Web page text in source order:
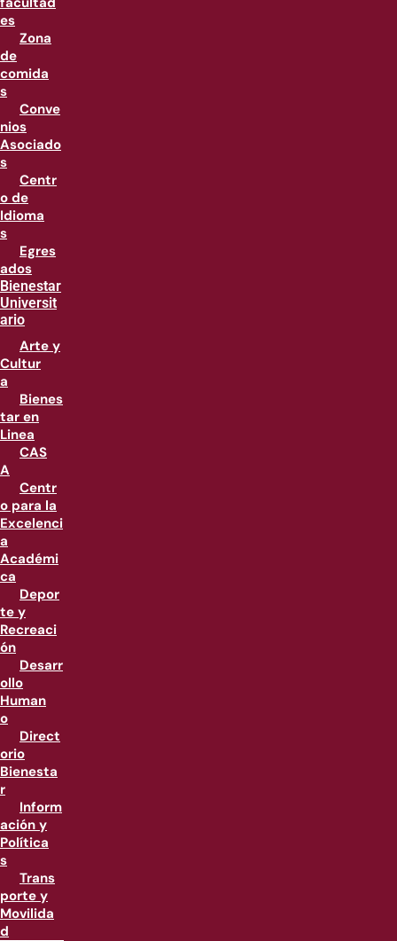
es
Zona
de
comida
s
Conve
nios
Asociado
s
Centr
o de
Idioma
s
Egres
ados
Bienestar
Universit
ario
Arte y
Cultur
a
Bienes
tar en
Linea
CAS
A
Centr
o para la
Excelenci
a
Académi
ca
Depor
te y
Recreaci
ón
Desarr
ollo
Human
o
Direct
orio
Bienesta
r
Inform
ación y
Política
s
Trans
porte y
Movilida
d